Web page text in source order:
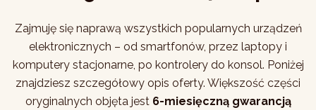
Zajmuję się naprawą wszystkich popularnych urządzeń
elektronicznych – od smartfonów, przez laptopy i
komputery stacjonarne, po kontrolery do konsol. Poniżej
znajdziesz szczegółowy opis oferty. Większość części
oryginalnych objęta jest 6-miesięczną gwarancją